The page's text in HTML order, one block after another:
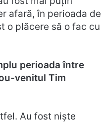
afară, în perioada de
o plăcere să o fac cu
perioada între
venitul Tim
Au fost niște